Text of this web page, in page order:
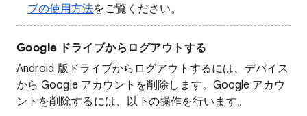
ブの使用方法をご覧ください。
Google ドライブからログアウトする
Android 版ドライブからログアウトするには、デバイス
から Google アカウントを削除します。Google アカウ
ントを削除するには、以下の操作を行います。